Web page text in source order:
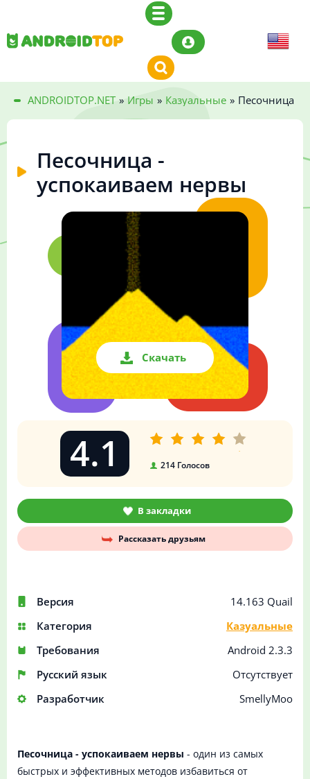
ANDROIDTOP.NET » Игры » Казуальные » Песочница -
Песочница -
успокаиваем нервы
Скачать
Версия
14.163 Quail
Категория
Казуальные
Требования
Android 2.3.3
Русский язык
Отсутствует
Разработчик
SmellyMoo
4.1 214Голосов
В закладки
Рассказать друзьям
Песочница - успокаиваем нервы - один из самых
быстрых и эффективных методов избавиться от